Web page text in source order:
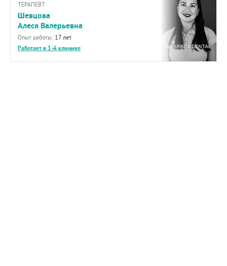
ТЕРАПЕВТ
Шевцова
Алеся Валерьевна
Опыт работы: 17 лет
Работает в 1-й клинике